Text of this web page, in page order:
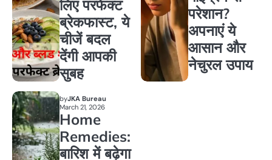
लिए परफेक्ट
ब्रेकफास्ट, ये
चीजें बदल
देंगी आपकी
सुबह
परेशान?
अपनाएं ये
आसान और
नेचुरल उपाय
byJKA Bureau
March 21, 2026
Home
Remedies:
बारिश में बढ़ेगा